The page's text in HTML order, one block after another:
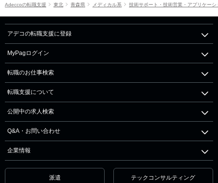
Adeccoの転職支援 東北 青森県 メディカル系 技術サポート・技術営業・アプリケー
アデコの転職支援に登録
MyPagログイン
転職のお仕事検索
転職支援について
公開中の求人検索
Q&A・お問い合わせ
企業情報
派遣 テックコンサルティング